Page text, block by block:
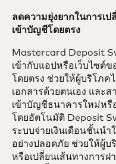
ลดความยุ่งยากในการเป
เข้าบัญชีโดยตรง
Mastercard Deposit
เข้ากับแอปหรือเว็บไซต์ข
โดยตรง ช่วยให้ผู้บริโภค
เอกสารด้วยตนเอง และ
เข้าบัญชีธนาคารใหม่ห
โดยอัตโนมัติ Deposit
ระบบจ่ายเงินเดือนชั้นนำ
อย่างปลอดภัย ช่วยให้ผู้บ
หรือเปลี่ยนเส้นทางการฝ